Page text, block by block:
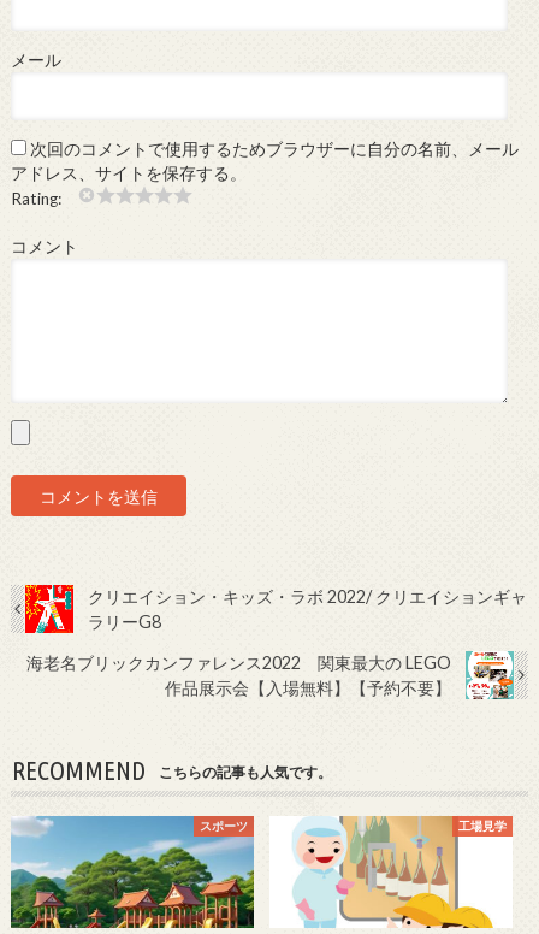
メール
次回のコメントで使用するためブラウザーに自分の名前、メール
アドレス、サイトを保存する。
Rating:
コメント
クリエイション・キッズ・ラボ 2022/ クリエイションギャ
ラリーG8
海老名ブリックカンファレンス2022 関東最大の LEGO
作品展示会【入場無料】【予約不要】
RECOMMEND こちらの記事も人気です。
スポーツ 工場見学